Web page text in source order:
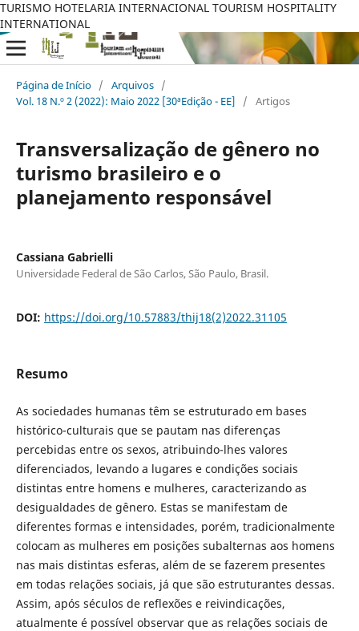
TURISMO HOTELARIA INTERNACIONAL TOURISM HOSPITALITY
INTERNATIONAL
Página de Início / Arquivos /
Vol. 18 N.º 2 (2022): Maio 2022 [30ªEdição - EE]
/ Artigos
Transversalização de gênero no
turismo brasileiro e o
planejamento responsável
Cassiana Gabrielli
Universidade Federal de São Carlos, São Paulo, Brasil.
DOI: https://doi.org/10.57883/thij18(2)2022.31105
Resumo
As sociedades humanas têm se estruturado em bases
histórico-culturais que se pautam nas diferenças
percebidas entre os sexos, atribuindo-lhes valores
diferenciados, levando a lugares e condições sociais
distintas entre homens e mulheres, caracterizando as
desigualdades de gênero. Estas se manifestam de
diferentes formas e intensidades, porém, tradicionalmente
colocam as mulheres em posições subalternas aos homens
nas mais distintas esferas, além de se fazerem presentes
em todas relações sociais, já que são estruturantes dessas.
Assim, após séculos de reflexões e reivindicações,
atualmente é possível observar que as relações sociais de